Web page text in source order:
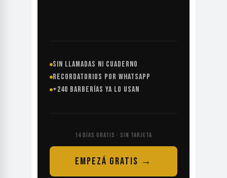
SIN LLAMADAS NI CUADERNO
RECORDATORIOS POR WHATSAPP
+240 BARBERÍAS YA LO USAN
14 DÍAS GRATIS · SIN TARJETA
EMPEZÁ GRATIS →